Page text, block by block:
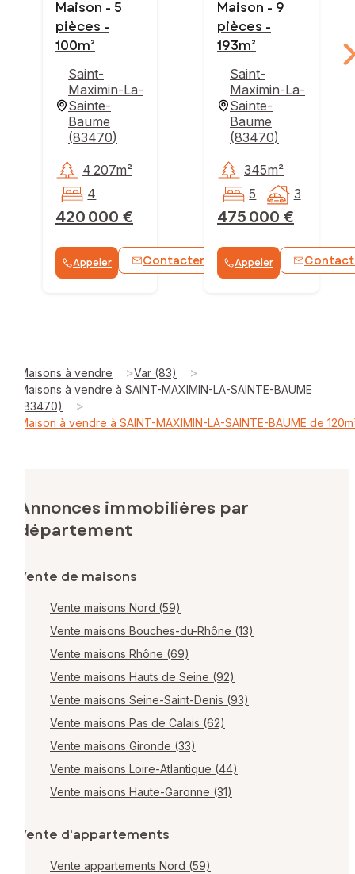
Maison - 5
pièces -
100m²
Saint-
Maximin-La-
Sainte-
Baume
(83470)
420 000 €
4 207m²
4
Appeler Contacter WhatsApp
Maison - 9
pièces -
193m²
Saint-
Maximin-La-
Sainte-
Baume
(83470)
475 000 €
345m²
5
3
Appeler
Maisons à vendre >Var (83) >
Maisons à vendre à SAINT-MAXIMIN-LA-SAINTE-BAUME
(83470)
>
Maison à vendre à SAINT-MAXIMIN-LA-SAINTE-BAUME de
Annonces immobilières par
département
Vente de maisons
Vente maisons Nord (59)
Vente maisons Bouches-du-Rhône (13)
Vente maisons Rhône (69)
Vente maisons Hauts de Seine (92)
Vente maisons Seine-Saint-Denis (93)
Vente maisons Pas de Calais (62)
Vente maisons Gironde (33)
Vente maisons Loire-Atlantique (44)
Vente maisons Haute-Garonne (31)
Vente d'appartements
Vente appartements Nord (59)